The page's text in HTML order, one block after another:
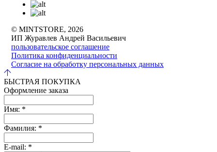
© MINTSTORE, 2026
ИП Журавлев Андрей Васильевич
пользовательское соглашение
Политика конфиденциальности
Согласие на обработку персональных данных
БЫСТРАЯ ПОКУПКА
Оформление заказа
Имя: *
Фамилия: *
E-mail: *